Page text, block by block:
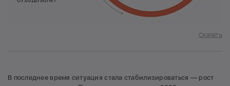
Скачать
В последнее время ситуация стала стабилизироваться — рост